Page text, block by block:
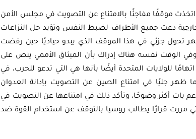
موقفًا مفاجئًا بالامتناع عن التصويت في مجلس الأمن
دعت جميع الأطراف لضبط النفس وتؤيد حل النزاعات
تحول جزئي في هذا الموقف الذي يبدو حياديًا حين رفضت
الوقت نفسه هناك إدراك بأن الميثاق الأممي ينص على
للولايات المتحدة أيضًا بأنها هي التي تدعو للحرب، في
ظهر جليًا في امتناع الصين عن التصويت بإدانة العدوان
بات أكثر وضوحًا، وتأكد ذلك في امتناعها عن التصويت في
العامة للأمم المتحدة في 2 مارس 2022 التي مررت قرارًا يطالب روسيا بالتوقف عن استخدام القوة ضد